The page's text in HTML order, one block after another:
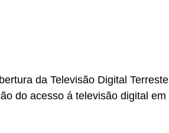
da Televisão Digital Terreste
do acesso á televisão digital em